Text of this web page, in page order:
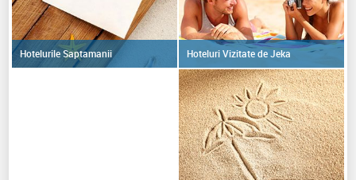
Hotelurile Saptamanii Hoteluri Vizitate de Jeka